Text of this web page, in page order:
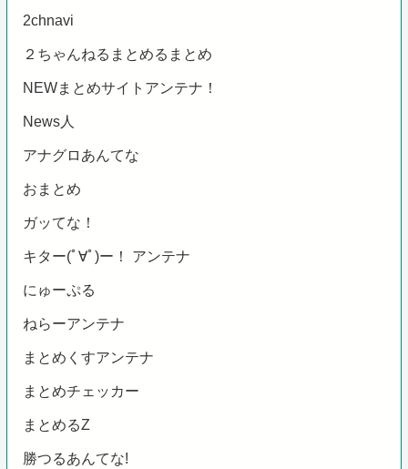
2chnavi
２ちゃんねるまとめるまとめ
NEWまとめサイトアンテナ！
News人
アナグロあんてな
おまとめ
ガッてな！
キター(ﾟ∀ﾟ)ー！ アンテナ
にゅーぷる
ねらーアンテナ
まとめくすアンテナ
まとめチェッカー
まとめるZ
勝つるあんてな!